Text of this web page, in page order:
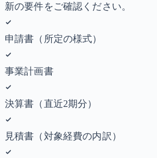
新の要件をご確認ください。
申請書（所定の様式）
事業計画書
決算書（直近2期分）
見積書（対象経費の内訳）